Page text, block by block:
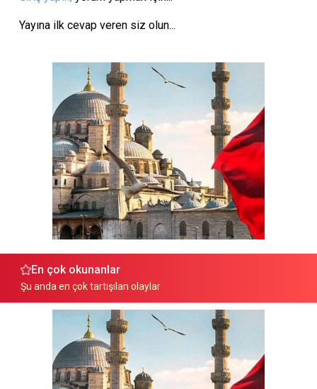
Yayına ilk cevap veren siz olun...
En çok okunanlar
Şu anda en çok tartışılan olaylar